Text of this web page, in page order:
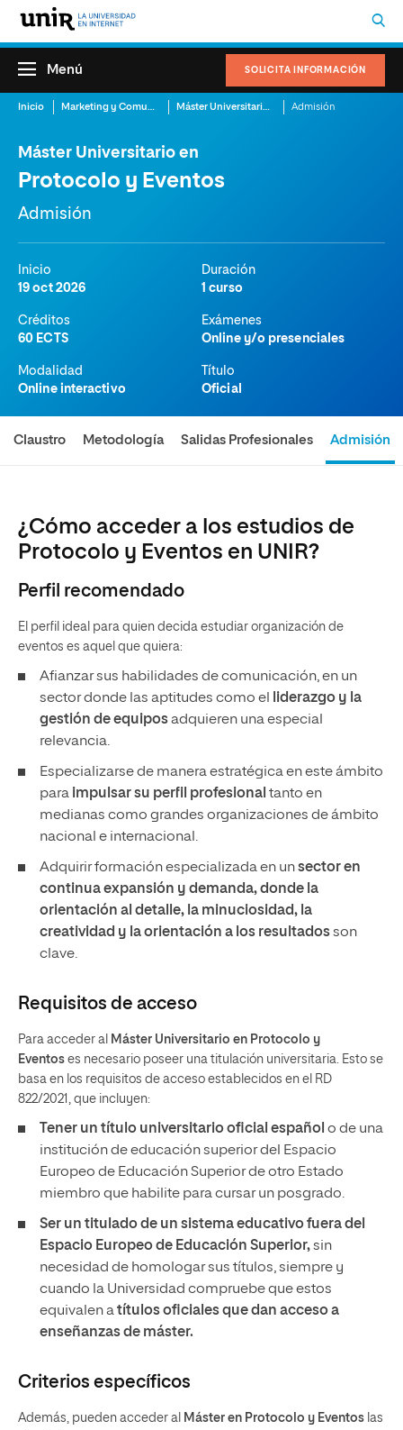
SOLICITA INFORMACIÓN
Menú
Inicio Marketing y Comunicación Máster Universitario en Protocolo y Eventos Admisión
Máster Universitario en
Protocolo y Eventos
Admisión
Inicio
19 oct 2026
Duración
1 curso
Créditos
60 ECTS
Exámenes
Online y/o presenciales
Modalidad
Online interactivo
Título
Oficial
Claustro Metodología Salidas Profesionales Admisión
¿Cómo acceder a los estudios de
Protocolo y Eventos en UNIR?
Perfil recomendado
El perfil ideal para quien decida estudiar organización de
eventos es aquel que quiera:
Afianzar sus habilidades de comunicación, en un
sector donde las aptitudes como el
liderazgo y la
gestión de equiposadquieren una especial
relevancia.
Especializarse de manera estratégica en este ámbito
para impulsar su perfil profesional tanto en
medianas como grandes organizaciones de ámbito
nacional e internacional.
Adquirir formación especializada en unsector en
continua expansión y demanda, donde la
orientación al detalle, la minuciosidad, la
creatividad y la orientación a los resultadosson
clave.
Requisitos de acceso
Para acceder al Máster Universitario en Protocolo y
Eventos es necesario poseer una titulación universitaria. Esto se
basa en los requisitos de acceso establecidos en el RD
822/2021, que incluyen:
Tener un título universitario oficial español o de una
institución de educación superior del Espacio
Europeo de Educación Superior de otro Estado
miembro que habilite para cursar un posgrado.
Ser un titulado de un sistema educativo fuera del
Espacio Europeo de Educación Superior,sin
necesidad de homologar sus títulos, siempre y
cuando la Universidad compruebe que estos
equivalen atítulos oficiales que dan acceso a
enseñanzas de máster.
Criterios específicos
Además, pueden acceder al Máster en Protocolo y Eventos las